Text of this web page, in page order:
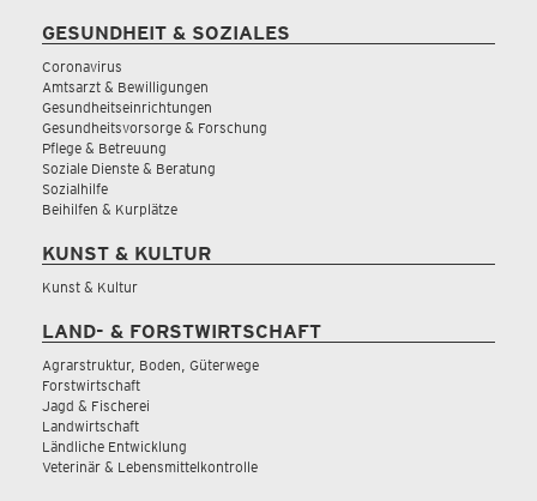
GESUNDHEIT & SOZIALES
Coronavirus
Amtsarzt & Bewilligungen
Gesundheitseinrichtungen
Gesundheitsvorsorge & Forschung
Pflege & Betreuung
Soziale Dienste & Beratung
Sozialhilfe
Beihilfen & Kurplätze
KUNST & KULTUR
Kunst & Kultur
LAND- & FORSTWIRTSCHAFT
Agrarstruktur, Boden, Güterwege
Forstwirtschaft
Jagd & Fischerei
Landwirtschaft
Ländliche Entwicklung
Veterinär & Lebensmittelkontrolle